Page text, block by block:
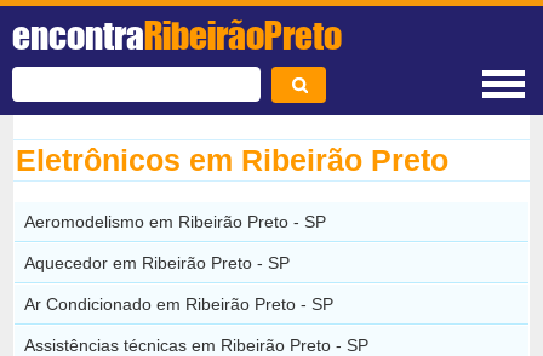
encontraRibeirãoPreto
Eletrônicos em Ribeirão Preto
Aeromodelismo em Ribeirão Preto - SP
Aquecedor em Ribeirão Preto - SP
Ar Condicionado em Ribeirão Preto - SP
Assistências técnicas em Ribeirão Preto - SP